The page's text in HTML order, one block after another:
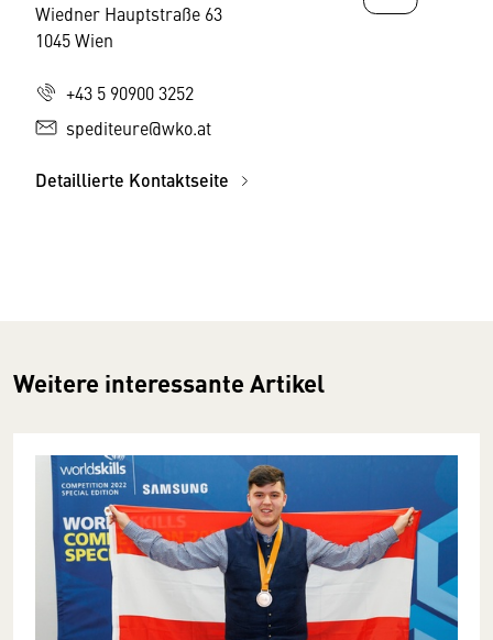
Wiedner Hauptstraße 63
1045 Wien
+43 5 90900 3252
spediteure@wko.at
Detaillierte Kontaktseite
Weitere interessante Artikel